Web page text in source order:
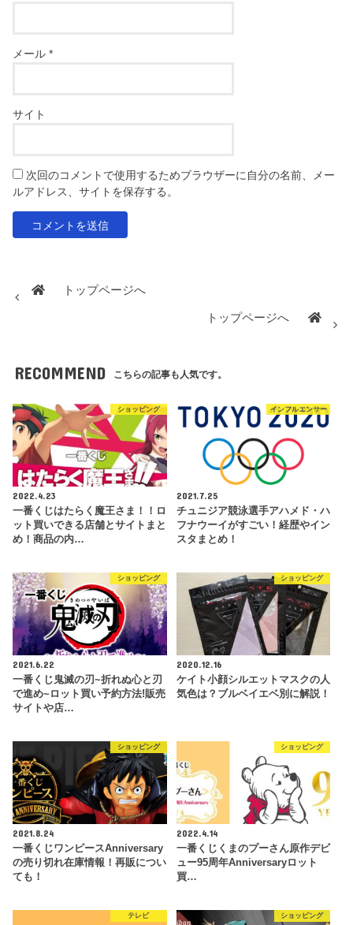
メール*
サイト
次回のコメントで使用するためブラウザーに自分の名前、メー
ルアドレス、サイトを保存する。
トップページへ
トップページへ
RECOMMEND こちらの記事も人気です。
ショッピング
2022.4.23
一番くじはたらく魔王さま！！ロ
ット買いできる店舗とサイトまと
め！商品の内…
インフルエンサー
2021.7.25
チュニジア競泳選手アハメド・ハ
フナウーイがすごい！経歴やイン
スタまとめ！
ショッピング
2021.6.22
一番くじ鬼滅の刃~折れぬ心と刃
で進め~ロット買い予約方法!販売
サイトや店…
ショッピング
2020.12.16
ケイト小顔シルエットマスクの人
気色は？ブルベイエベ別に解説！
ショッピング
2021.8.24
一番くじワンピースAnniversary
の売り切れ在庫情報！再販につい
ても！
ショッピング
2022.4.14
一番くじくまのプーさん原作デビ
ュー95周年Anniversaryロット
買…
テレビ ショッピング